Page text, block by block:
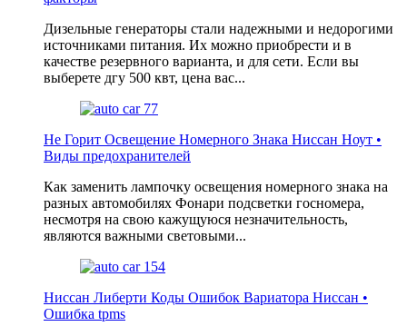
Дизельные генераторы стали надежными и недорогими
источниками питания. Их можно приобрести и в
качестве резервного варианта, и для сети. Если вы
выберете дгу 500 квт, цена вас...
Не Горит Освещение Номерного Знака Ниссан Ноут •
Виды предохранителей
Как заменить лампочку освещения номерного знака на
разных автомобилях Фонари подсветки госномера,
несмотря на свою кажущуюся незначительность,
являются важными световыми...
Ниссан Либерти Коды Ошибок Вариатора Ниссан •
Ошибка tpms